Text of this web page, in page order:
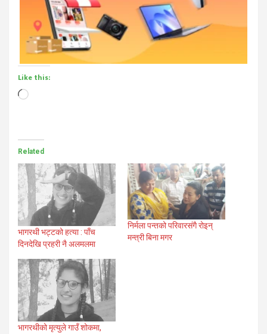
Like this:
Loading…
Related
भागरथी भट्टको हत्या : पाँच
दिनदेखि प्रहरी नै अलमलमा
निर्मला पन्तको परिवारसंगै रोइन्
मन्त्री बिना मगर
भागरथीको मृत्युले गाउँ शोकमा,